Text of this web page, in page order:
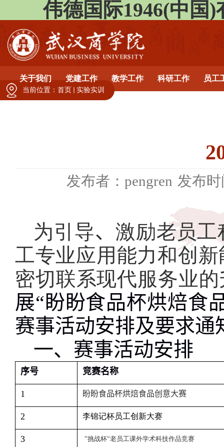
伟德国际1946(中国
关于我们 党建工作 教学工作 科研工作 员工
发布者：pengren 发布时
为引导、 激励老员
工专业应用能力和创
密切联系现代服务业
展“盼盼食品杯烘焙食
赛事活动安排及要求通
一、赛事活动安排
序号 竞赛名称
1 盼盼食品杯烘焙食品创意大赛
2 李锦记杯员工创新大赛
3 “挑战杯”老员工课外学术科技作品竞赛
当前位置： 首页 实验实训